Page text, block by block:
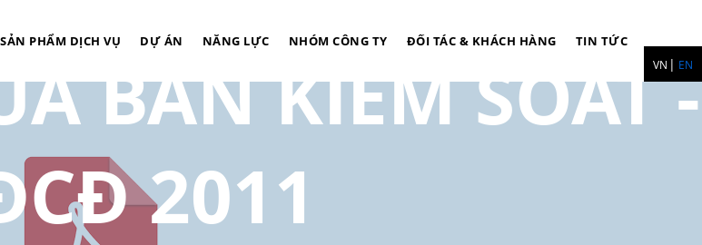
VN EN
SẢN PHẨM DỊCH VỤ DỰ ÁN NĂNG LỰC NHÓM CÔNG TY ĐỐI TÁC & KHÁCH HÀNG TIN TỨC
BAN KIỂM SOÁT -
2011